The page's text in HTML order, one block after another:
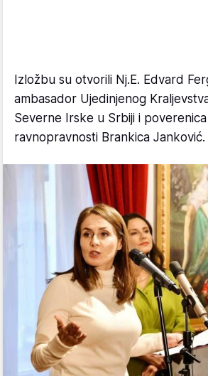
Izložbu su otvorili Nj.E. Edvard
ambasador Ujedinjenog
Severne Irske u Srbiji i
ravnopravnosti Brankica Janković.